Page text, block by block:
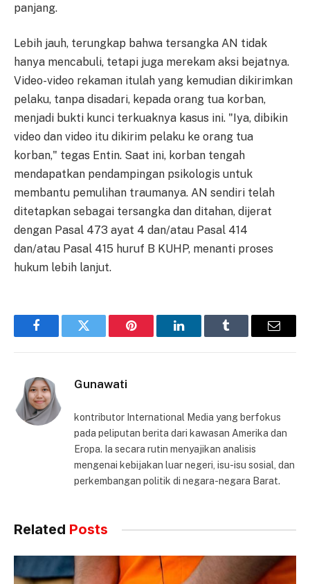
panjang.
Lebih jauh, terungkap bahwa tersangka AN tidak
hanya mencabuli, tetapi juga merekam aksi bejatnya.
Video-video rekaman itulah yang kemudian dikirimkan
pelaku, tanpa disadari, kepada orang tua korban,
menjadi bukti kunci terkuaknya kasus ini. "Iya, dibikin
video dan video itu dikirim pelaku ke orang tua
korban," tegas Entin. Saat ini, korban tengah
mendapatkan pendampingan psikologis untuk
membantu pemulihan traumanya. AN sendiri telah
ditetapkan sebagai tersangka dan ditahan, dijerat
dengan Pasal 473 ayat 4 dan/atau Pasal 414
dan/atau Pasal 415 huruf B KUHP, menanti proses
hukum lebih lanjut.
FacebookTwitter Pinterest LinkedInTumblr Email
Gunawati
kontributor International Media yang berfokus
pada peliputan berita dari kawasan Amerika dan
Eropa. Ia secara rutin menyajikan analisis
mengenai kebijakan luar negeri, isu-isu sosial, dan
perkembangan politik di negara-negara Barat.
Related Posts